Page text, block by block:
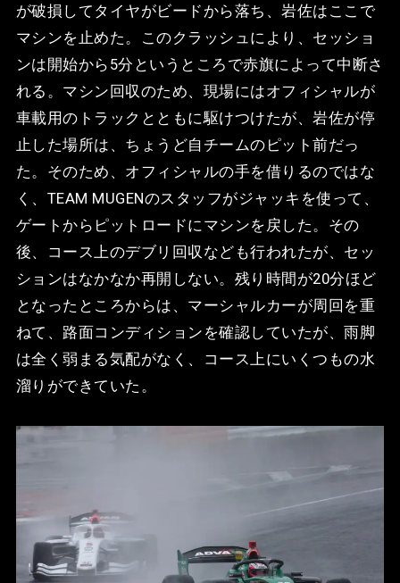
が破損してタイヤがビードから落ち、岩佐はここで
マシンを止めた。このクラッシュにより、セッショ
ンは開始から5分というところで赤旗によって中断さ
れる。マシン回収のため、現場にはオフィシャルが
車載用のトラックとともに駆けつけたが、岩佐が停
止した場所は、ちょうど自チームのピット前だっ
た。そのため、オフィシャルの手を借りるのではな
く、TEAM MUGENのスタッフがジャッキを使って、
ゲートからピットロードにマシンを戻した。その
後、コース上のデブリ回収なども行われたが、セッ
ションはなかなか再開しない。残り時間が20分ほど
となったところからは、マーシャルカーが周回を重
ねて、路面コンディションを確認していたが、雨脚
は全く弱まる気配がなく、コース上にいくつもの水
溜りができていた。